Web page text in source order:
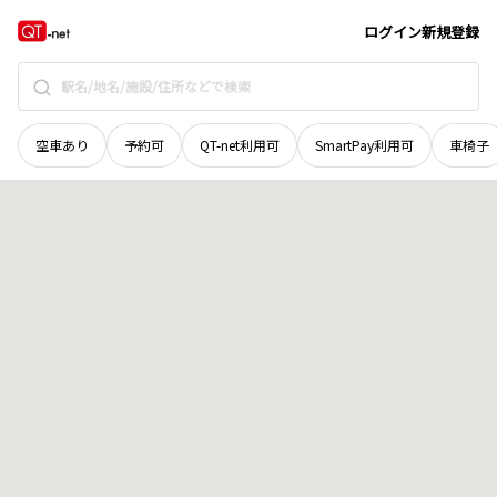
ログイン新規登録
空車あり 予約可 QT-net利用可 SmartPay利用可 車椅子
京都府